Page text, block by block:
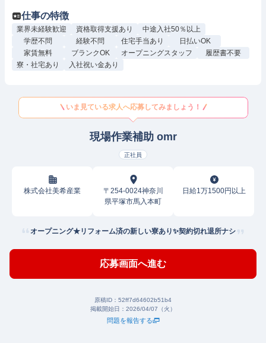
仕事の特徴
業界未経験歓迎 資格取得支援あり
中途入社50％以上
学歴不問
経験不問 住宅手当あり
日払いOK
家賃無料
ブランクOK オープニングスタッフ
履歴書不要
寮・社宅あり
入社祝い金あり
いま見ている求人へ応募してみましょう！
現場作業補助 omr
正社員
株式会社美希産業
〒254-0024神奈川
県平塚市馬入本町
日給1万1500円以上
オープニング★リフォーム済の新しい寮あり✨契約切れ退所ナシ
応募画面へ進む
原稿ID： 52ff7d64602b51b4
掲載開始日： 2026/04/07（火）
問題を報告する